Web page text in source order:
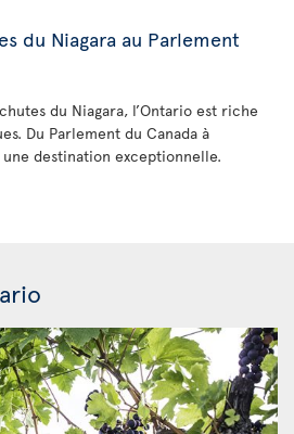
du Niagara au Parlement
du Niagara, l’Ontario est riche
Du Parlement du Canada à
destination exceptionnelle.